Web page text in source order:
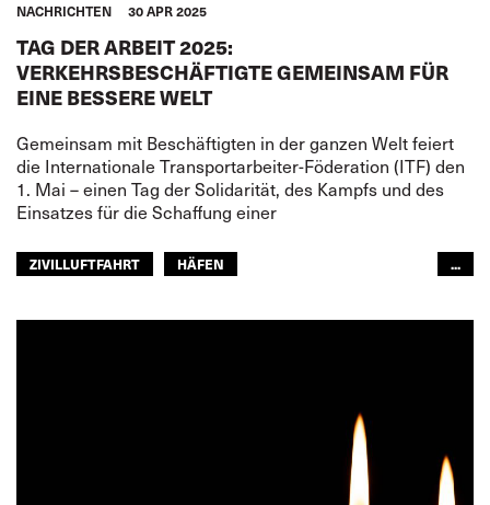
NACHRICHTEN 30 APR 2025
TAG DER ARBEIT 2025:
VERKEHRSBESCHÄFTIGTE GEMEINSAM FÜR
EINE BESSERE WELT
Gemeinsam mit Beschäftigten in der ganzen Welt feiert
die Internationale Transportarbeiter-Föderation (ITF) den
1. Mai – einen Tag der Solidarität, des Kampfs und des
Einsatzes für die Schaffung einer
ZIVILLUFTFAHRT
HÄFEN
ARABISCHE WELT
...